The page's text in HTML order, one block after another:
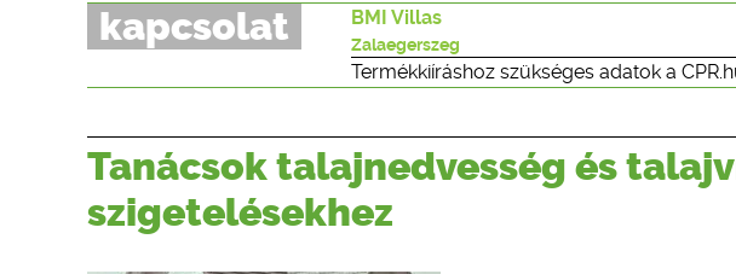
kapcsolat BMI Villas
Zalaegerszeg
Termékkiíráshoz szükséges adatok a
Tanácsok talajnedvesség és
szigetelésekhez